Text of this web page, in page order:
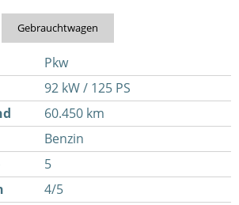
Gebrauchtwagen
Pkw
92 kW / 125 PS
60.450 km
Benzin
5
4/5